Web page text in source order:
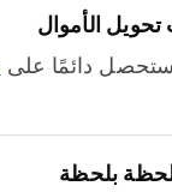
الأموال
دائمًا على
بلحظة